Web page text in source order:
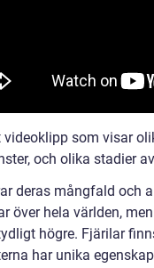
videoklipp som visar
och olika stadier
deras mångfald och
över hela världen,
högre. Fjärilar
har unika